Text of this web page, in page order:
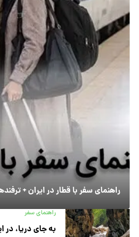
راهنمای سفر با قطار در ایران +
راهنمای سفر
به جای دریا،